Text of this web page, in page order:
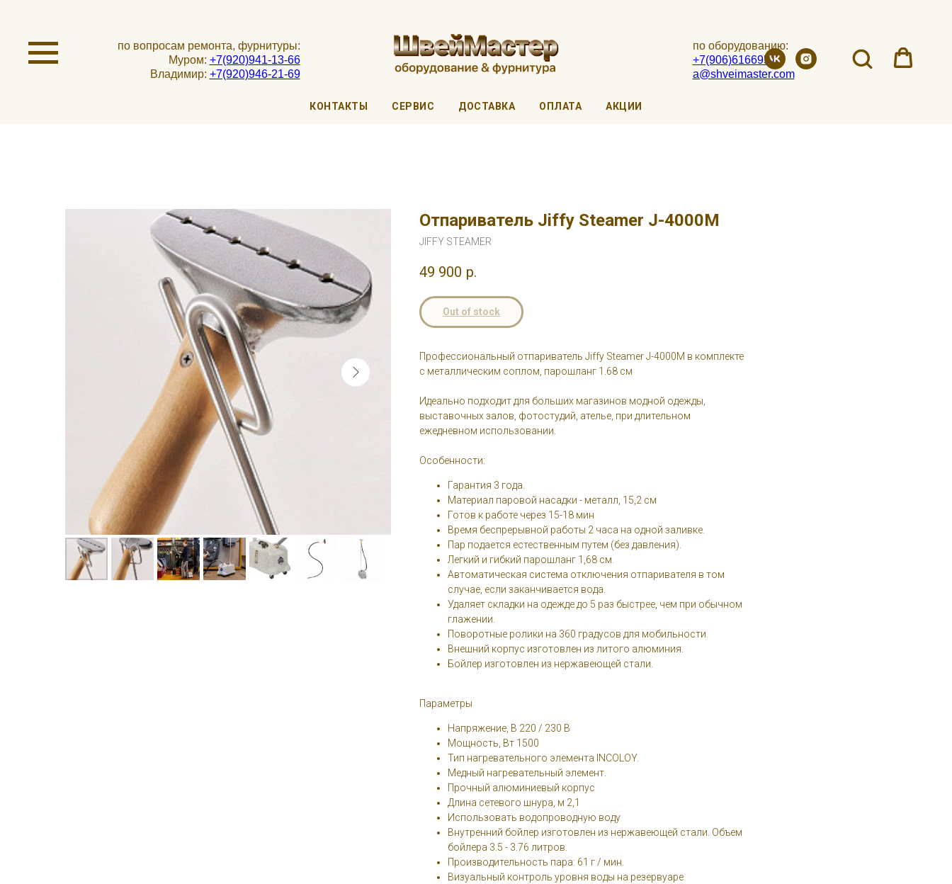
по вопросам ремонта, фурнитуры:
Муром: +7(920)941-13-66
Владимир: +7(920)946-21-69
по оборудованию:
+7(906)6166951
a@shveimaster.com
КОНТАКТЫ СЕРВИС ДОСТАВКА ОПЛАТА АКЦИИ
Отпариватель Jiffy Steamer J-4000M
JIFFY STEAMER
49 900 р.
Out of stock
Профессиональный отпариватель Jiffy Steamer J-4000M в комплекте
с металлическим соплом, парошланг 1.68 см
Идеально подходит для больших магазинов модной одежды,
выставочных залов, фотостудий, ателье, при длительном
ежедневном использовании.
Особенности:
Гарантия 3 года.
Материал паровой насадки - металл, 15,2 см
Готов к работе через 15-18 мин
Время беспрерывной работы 2 часа на одной заливке.
Пар подается естественным путем (без давления).
Легкий и гибкий парошланг 1,68 см.
Автоматическая система отключения отпаривателя в том
случае, если заканчивается вода.
Удаляет складки на одежде до 5 раз быстрее, чем при обычном
глажении.
Поворотные ролики на 360 градусов для мобильности.
Внешний корпус изготовлен из литого алюминия.
Бойлер изготовлен из нержавеющей стали.
Параметры
Напряжение, В 220 / 230 В
Мощность, Вт 1500
Тип нагревательного элемента INCOLOY.
Медный нагревательный элемент.
Прочный алюминиевый корпус
Длина сетевого шнура, м 2,1
Использовать водопроводную воду
Внутренний бойлер изготовлен из нержавеющей стали. Объем
бойлера 3.5 - 3.76 литров.
Производительность пара: 61 г / мин.
Визуальный контроль уровня воды на резервуаре